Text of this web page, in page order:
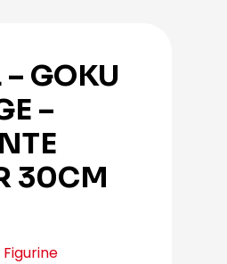
GOKU
–
30CM
Figurine